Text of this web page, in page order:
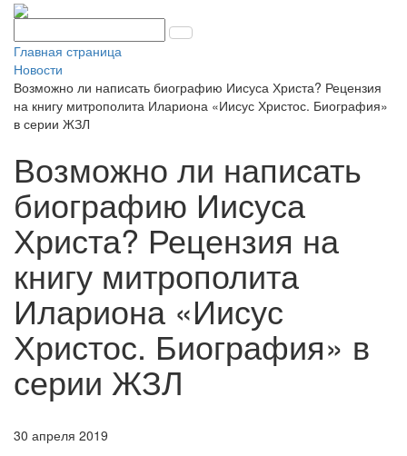
Главная страница
Новости
Возможно ли написать биографию Иисуса Христа? Рецензия
на книгу митрополита Илариона «Иисус Христос. Биография»
в серии ЖЗЛ
Возможно ли написать
биографию Иисуса
Христа? Рецензия на
книгу митрополита
Илариона «Иисус
Христос. Биография» в
серии ЖЗЛ
30 апреля 2019